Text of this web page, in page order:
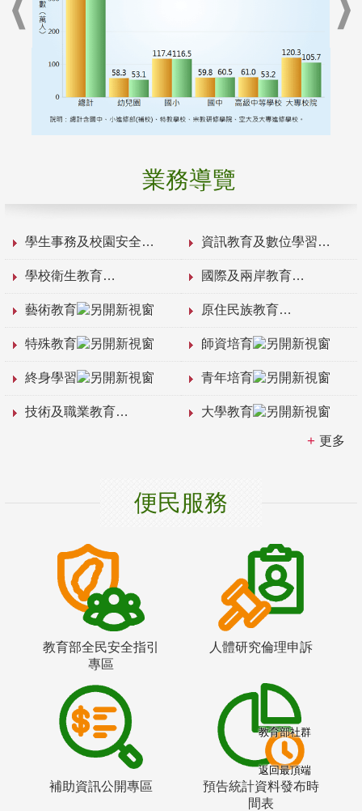
業務導覽
學生事務及校園安全 資訊教育及數位學習
學校衛生教育 國際及兩岸教育
藝術教育 原住民族教育
特殊教育 師資培育
終身學習 青年培育
技術及職業教育 大學教育
更多
便民服務
教育部全民安全指引
專區
人體研究倫理申訴
補助資訊公開專區
預告統計資料發布時
間表
教育部社群
返回最頂端